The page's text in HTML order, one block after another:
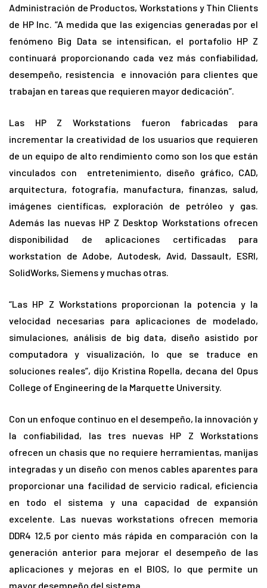
Administración de Productos, Workstations y Thin Clients
de HP Inc. “A medida que las exigencias generadas por el
fenómeno Big Data se intensifican, el portafolio HP Z
continuará proporcionando cada vez más confiabilidad,
desempeño, resistencia e innovación para clientes que
trabajan en tareas que requieren mayor dedicación”.
Las HP Z Workstations fueron fabricadas para
incrementar la creatividad de los usuarios que requieren
de un equipo de alto rendimiento como son los que están
vinculados con entretenimiento, diseño gráfico, CAD,
arquitectura, fotografía, manufactura, finanzas, salud,
imágenes científicas, exploración de petróleo y gas.
Además las nuevas HP Z Desktop Workstations ofrecen
disponibilidad de aplicaciones certificadas para
workstation de Adobe, Autodesk, Avid, Dassault, ESRI,
SolidWorks, Siemens y muchas otras.
“Las HP Z Workstations proporcionan la potencia y la
velocidad necesarias para aplicaciones de modelado,
simulaciones, análisis de big data, diseño asistido por
computadora y visualización, lo que se traduce en
soluciones reales”, dijo Kristina Ropella, decana del Opus
College of Engineering de la Marquette University.
Con un enfoque continuo en el desempeño, la innovación y
la confiabilidad, las tres nuevas HP Z Workstations
ofrecen un chasis que no requiere herramientas, manijas
integradas y un diseño con menos cables aparentes para
proporcionar una facilidad de servicio radical, eficiencia
en todo el sistema y una capacidad de expansión
excelente. Las nuevas workstations ofrecen memoria
DDR4 12,5 por ciento más rápida en comparación con la
generación anterior para mejorar el desempeño de las
aplicaciones y mejoras en el BIOS, lo que permite un
mayor desempeño del sistema.